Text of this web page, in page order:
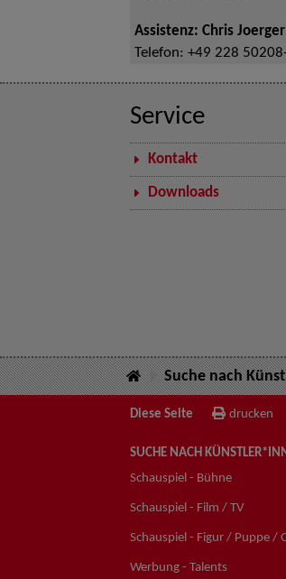
Assistenz: Chris
Telefon: +49 228
Service
Kontakt
Downloads
Suche nach
Diese Seite drucken
SUCHE NACH
Schauspiel - Bühne
Schauspiel - Film / TV
Schauspiel - Figur / Puppe /
Werbung - Talents